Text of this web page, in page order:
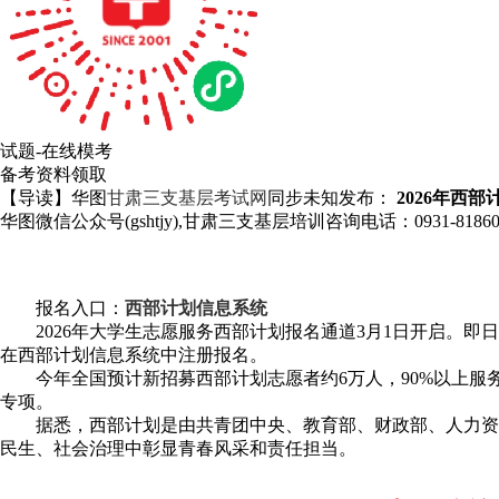
试题-在线模考
备考资料领取
【导读】华图甘肃三支基层考试网 同步未知发布： 2026年西部
华图微信公众号(gshtjy),甘肃三支基层培训咨询电话：0931-
报名入口： 西部计划信息系统
2026年大学生志愿服务西部计划报名通道3月1日开启。即日
在西部计划信息系统中注册报名。
今年全国预计新招募西部计划志愿者约6万人，90%以上服
专项。
据悉，西部计划是由共青团中央、教育部、财政部、人力资
民生、社会治理中彰显青春风采和责任担当。